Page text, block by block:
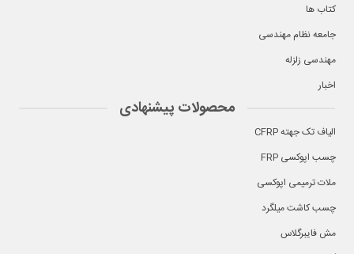
کتاب ها
جامعه نظام مهندسی
مهندسی زلزله
اخبار
محصولات پیشنهادی
الیاف تک جهته CFRP
چسب اپوکسی FRP
ملات ترمیمی اپوکسی
چسب کاشت میلگرد
مش فایبرگلاس